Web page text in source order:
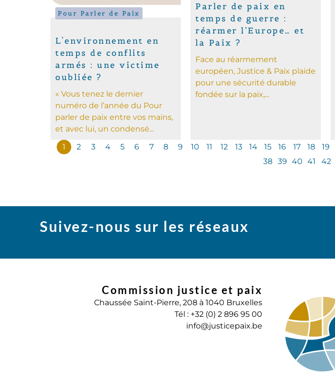
Pour Parler de Paix
L'environnement en
temps de conflits
armés : une victime
oubliée ?
« Vous tenez le dernier
numéro de l’année du Pour
parler de paix entre vos mains,
et avec lui, un condensé...
Parler de paix en
temps de guerre :
réarmer l’Europe… et
la Paix ?
Face au réarmement
européen, Justice & Paix plaide
pour une sécurité durable
fondée sur la paix,...
1 2 3 4 5 6 7 8 9 10 11 12 13 14 15 16 17 18 19
38 39 40 41 42
Suivez-nous sur les réseaux
Commission justice et paix
Chaussée Saint-Pierre, 208 à 1040 Bruxelles
Tél : +32 (0) 2 896 95 00
info@justicepaix.be